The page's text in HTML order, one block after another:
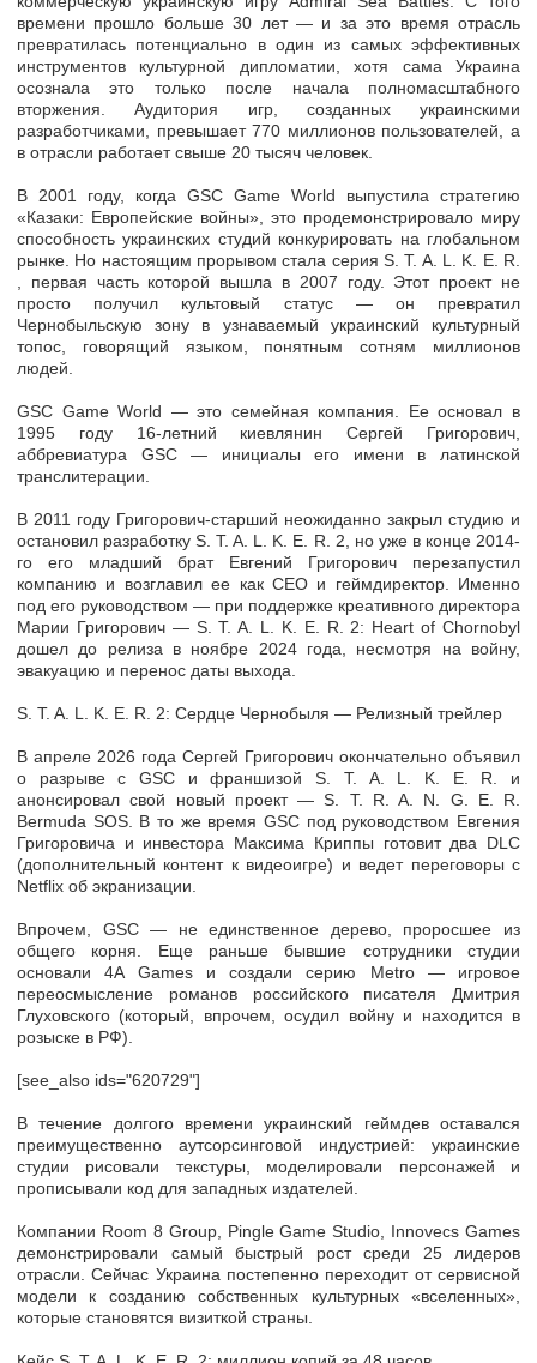
времени прошло больше 30 лет — и за это время отрасль
превратилась потенциально в один из самых эффективных
инструментов культурной дипломатии, хотя сама Украина
осознала это только после начала полномасштабного
вторжения. Аудитория игр, созданных украинскими
разработчиками, превышает 770 миллионов пользователей, а
в отрасли работает свыше 20 тысяч человек.
В 2001 году, когда GSC Game World выпустила стратегию
«Казаки: Европейские войны», это продемонстрировало миру
способность украинских студий конкурировать на глобальном
рынке. Но настоящим прорывом стала серия S. T. A. L. K. E. R.
, первая часть которой вышла в 2007 году. Этот проект не
просто получил культовый статус — он превратил
Чернобыльскую зону в узнаваемый украинский культурный
топос, говорящий языком, понятным сотням миллионов
людей.
GSC Game World — это семейная компания. Ее основал в
1995 году 16-летний киевлянин Сергей Григорович,
аббревиатура GSC — инициалы его имени в латинской
транслитерации.
В 2011 году Григорович-старший неожиданно закрыл студию и
остановил разработку S. T. A. L. K. E. R. 2, но уже в конце 2014-
го его младший брат Евгений Григорович перезапустил
компанию и возглавил ее как CEO и геймдиректор. Именно
под его руководством — при поддержке креативного директора
Марии Григорович — S. T. A. L. K. E. R. 2: Heart of Chornobyl
дошел до релиза в ноябре 2024 года, несмотря на войну,
эвакуацию и перенос даты выхода.
S. T. A. L. K. E. R. 2: Сердце Чернобыля — Релизный трейлер
В апреле 2026 года Сергей Григорович окончательно объявил
о разрыве с GSC и франшизой S. T. A. L. K. E. R. и
анонсировал свой новый проект — S. T. R. A. N. G. E. R.
Bermuda SOS. В то же время GSC под руководством Евгения
Григоровича и инвестора Максима Криппы готовит два DLC
(дополнительный контент к видеоигре) и ведет переговоры с
Netflix об экранизации.
Впрочем, GSC — не единственное дерево, проросшее из
общего корня. Еще раньше бывшие сотрудники студии
основали 4A Games и создали серию Metro — игровое
переосмысление романов российского писателя Дмитрия
Глуховского (который, впрочем, осудил войну и находится в
розыске в РФ).
[see_also ids="620729"]
В течение долгого времени украинский геймдев оставался
преимущественно аутсорсинговой индустрией: украинские
студии рисовали текстуры, моделировали персонажей и
прописывали код для западных издателей.
Компании Room 8 Group, Pingle Game Studio, Innovecs Games
демонстрировали самый быстрый рост среди 25 лидеров
отрасли. Сейчас Украина постепенно переходит от сервисной
модели к созданию собственных культурных «вселенных»,
которые становятся визиткой страны.